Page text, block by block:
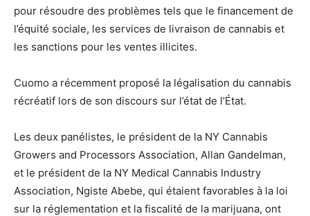
pour résoudre des problèmes tels que le financement de
l’équité sociale, les services de livraison de cannabis et
les sanctions pour les ventes illicites.
Cuomo a récemment proposé la légalisation du cannabis
récréatif lors de son discours sur l’état de l’État.
Les deux panélistes, le président de la NY Cannabis
Growers and Processors Association, Allan Gandelman,
et le président de la NY Medical Cannabis Industry
Association, Ngiste Abebe, qui étaient favorables à la loi
sur la réglementation et la fiscalité de la marijuana, ont